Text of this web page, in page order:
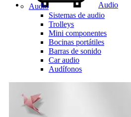
Audio
Audio
Sistemas de audio
Trolleys
Mini componentes
Bocinas portátiles
Barras de sonido
Car audio
Audífonos